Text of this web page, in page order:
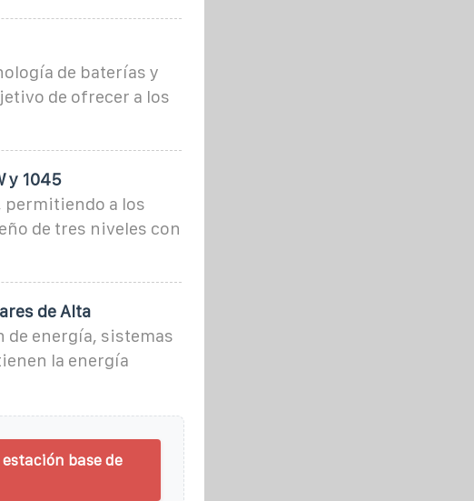
de baterías y
de ofrecer a los
y 1045
permitiendo a los
de tres niveles con
de Alta
de energía, sistemas
la energía
base de